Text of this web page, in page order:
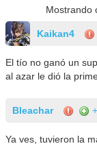
Mostrando
Kaikan4
El tío no ganó un
al azar le dió la
Bleachar
Ya ves, tuvieron la